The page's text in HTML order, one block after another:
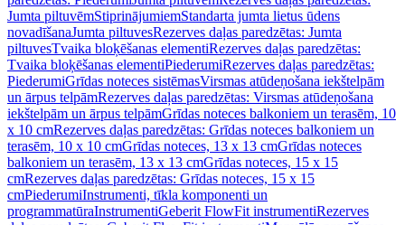
Jumta piltuvēmStiprinājumiemStandarta jumta lietus ūdens
novadīšanaJumta piltuvesRezerves daļas paredzētas: Jumta
piltuvesTvaika bloķēšanas elementiRezerves daļas paredzētas:
Tvaika bloķēšanas elementiPiederumiRezerves daļas paredzētas:
PiederumiGrīdas noteces sistēmasVirsmas atūdeņošana iekštelpām
un ārpus telpāmRezerves daļas paredzētas: Virsmas atūdeņošana
iekštelpām un ārpus telpāmGrīdas noteces balkoniem un terasēm, 10
x 10 cmRezerves daļas paredzētas: Grīdas noteces balkoniem un
terasēm, 10 x 10 cmGrīdas noteces, 13 x 13 cmGrīdas noteces
balkoniem un terasēm, 13 x 13 cmGrīdas noteces, 15 x 15
cmRezerves daļas paredzētas: Grīdas noteces, 15 x 15
cmPiederumiInstrumenti, tīkla komponenti un
programmatūraInstrumentiGeberit FlowFit instrumentiRezerves